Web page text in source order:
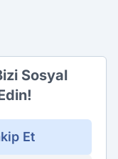
Sosyal
Et